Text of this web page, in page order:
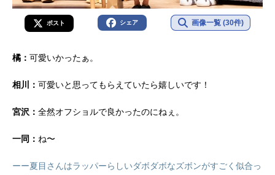
ポスト シェア 画像一覧 (30件)
橘： 可愛いかったぁ。
相川： 可愛いと思ってもらえていたら嬉しいです！
宮沢： 全然オフショルで良かったのにねぇ。
一同： ね〜
ーー夏目さんはラッパーらしいダボダボなズボンがすごく似合っ